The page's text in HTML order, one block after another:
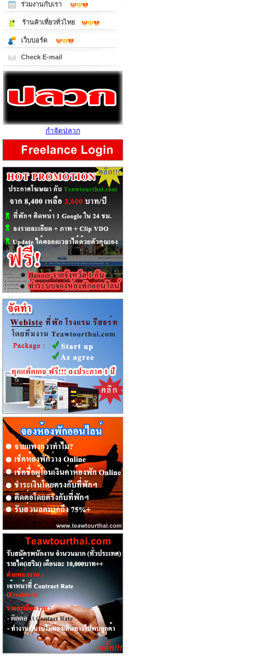
ร่วมงานกับเรา
ร้านค้าเที่ยวทั่วไทย
เว็บบอร์ด
Check E-mail
กำจัดปลวก